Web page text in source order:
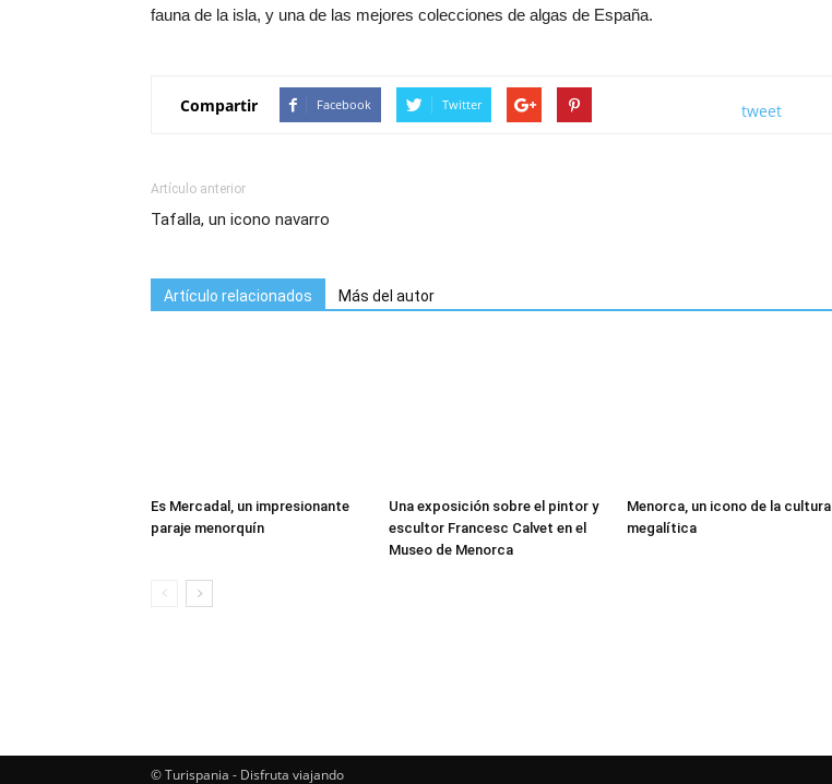
fauna de la isla, y una de las mejores colecciones de algas de España.
Compartir Facebook Twitter tweet
Artículo anterior
Tafalla, un icono navarro
Artículo relacionados Más del autor
Es Mercadal, un impresionante
paraje menorquín
Una exposición sobre el pintor y
escultor Francesc Calvet en el
Museo de Menorca
Menorca, un icono de la cultura
megalítica
© Turispania - Disfruta viajando